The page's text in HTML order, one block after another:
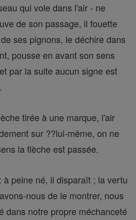
qui vole dans l'air - ne
de son passage, il fouette
ses pignons, le déchire dans
pousse en avant son sens
par la suite aucun signe est
tirée à une marque, l'air
sur ??lui-même, on ne
la flèche est passée.
à peine né, il disparaît ; la vertu
nous de le montrer, nous
dans notre propre méchanceté